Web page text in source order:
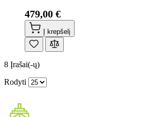
479,00 €
Į krepšelį
8 Įrašai(-ų)
Rodyti